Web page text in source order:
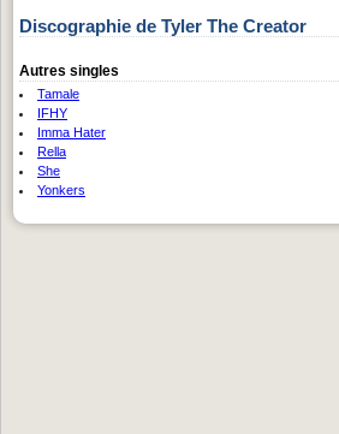
Discographie de Tyler The Creator
Autres singles
Tamale
IFHY
Imma Hater
Rella
She
Yonkers